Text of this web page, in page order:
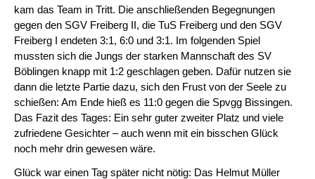
kam das Team in Tritt. Die anschließenden Begegnungen
gegen den SGV Freiberg II, die TuS Freiberg und den SGV
Freiberg I endeten 3:1, 6:0 und 3:1. Im folgenden Spiel
mussten sich die Jungs der starken Mannschaft des SV
Böblingen knapp mit 1:2 geschlagen geben. Dafür nutzen sie
dann die letzte Partie dazu, sich den Frust von der Seele zu
schießen: Am Ende hieß es 11:0 gegen die Spvgg Bissingen.
Das Fazit des Tages: Ein sehr guter zweiter Platz und viele
zufriedene Gesichter – auch wenn mit ein bisschen Glück
noch mehr drin gewesen wäre.
Glück war einen Tag später nicht nötig: Das Helmut Müller